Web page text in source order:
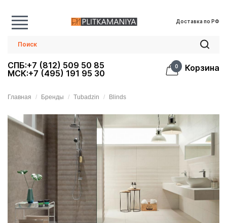
Доставка по РФ
СПБ:+7 (812) 509 50 85
МСК:+7 (495) 191 95 30
0 Корзина
Главная Бренды Tubadzin Blinds